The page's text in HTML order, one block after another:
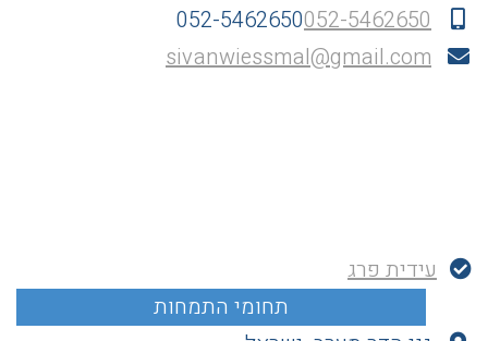
052-5462650052-5462650
sivanwiessmal@gmail.com
עידית פרג